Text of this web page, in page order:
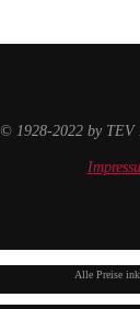
© 1928-2022 by TEV
Alle Preise